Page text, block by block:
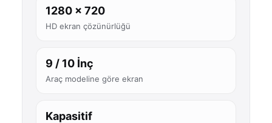
1280 × 720
HD ekran çözünürlüğü
9 / 10 İnç
Araç modeline göre ekran
Kapasitif